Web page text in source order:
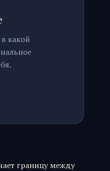
какой
границу между